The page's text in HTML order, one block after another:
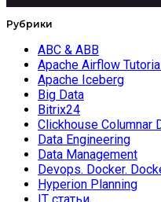
Рубрики
ABC & ABB
Apache Airflow Tutorial
Apache Iceberg
Big Data
Bitrix24
Clickhouse Columnar
Data Engineering
Data Management
Devops. Docker.
Hyperion Planning